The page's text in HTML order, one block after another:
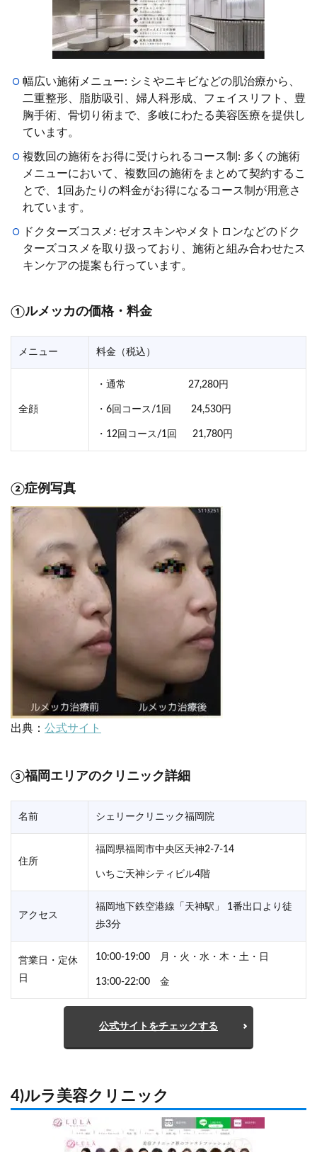
幅広い施術メニュー: シミやニキビなどの肌治療から、
二重整形、脂肪吸引、婦人科形成、フェイスリフト、豊
胸手術、骨切り術まで、多岐にわたる美容医療を提供し
ています。
複数回の施術をお得に受けられるコース制: 多くの施術
メニューにおいて、複数回の施術をまとめて契約するこ
とで、1回あたりの料金がお得になるコース制が用意さ
れています。
ドクターズコスメ: ゼオスキンやメタトロンなどのドク
ターズコスメを取り扱っており、施術と組み合わせたス
キンケアの提案も行っています。
①ルメッカの価格・料金
メニュー 料金（税込）
全顔
・通常 27,280円
・6回コース/1回 24,530円
・12回コース/1回 21,780円
②症例写真
出典： 公式サイト
③福岡エリアのクリニック詳細
名前 シェリークリニック福岡院
住所
福岡県福岡市中央区天神2-7-14
いちご天神シティビル4階
アクセス
福岡地下鉄空港線「天神駅」 1番出口より徒
歩3分
営業日・定休
日
10:00-19:00 月・火・水・木・土・日
13:00-22:00 金
公式サイトをチェックする
4)ルラ美容クリニック